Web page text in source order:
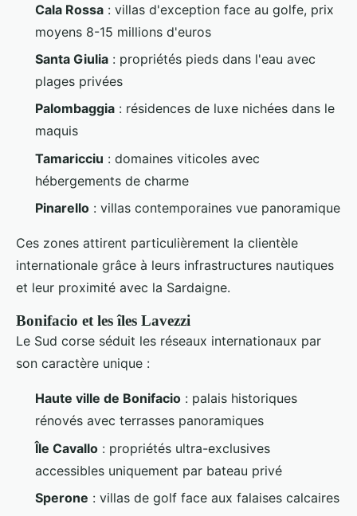
Cala Rossa : villas d'exception face au golfe, prix
moyens 8-15 millions d'euros
Santa Giulia : propriétés pieds dans l'eau avec
plages privées
Palombaggia : résidences de luxe nichées dans le
maquis
Tamaricciu : domaines viticoles avec
hébergements de charme
Pinarello : villas contemporaines vue panoramique
Ces zones attirent particulièrement la clientèle
internationale grâce à leurs infrastructures nautiques
et leur proximité avec la Sardaigne.
Bonifacio et les îles Lavezzi
Le Sud corse séduit les réseaux internationaux par
son caractère unique :
Haute ville de Bonifacio : palais historiques
rénovés avec terrasses panoramiques
Île Cavallo : propriétés ultra-exclusives
accessibles uniquement par bateau privé
Sperone : villas de golf face aux falaises calcaires